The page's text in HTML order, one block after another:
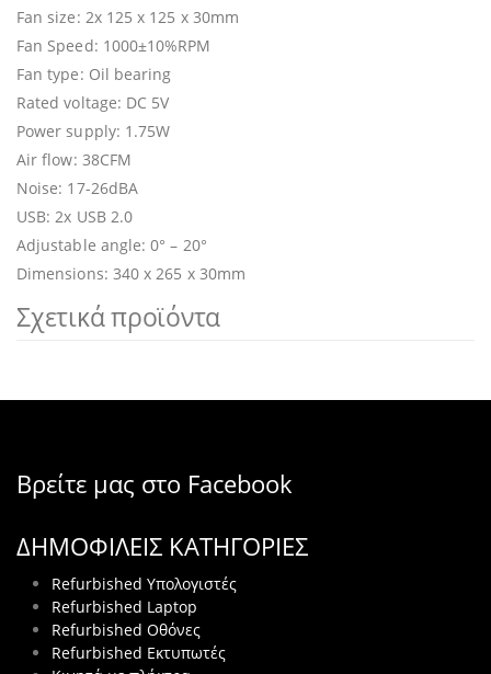
Fan size: 2x 125 x 125 x 30mm
Fan Speed: 1000±10%RPM
Fan type: Oil bearing
Rated voltage: DC 5V
Power supply: 1.75W
Air flow: 38CFM
Noise: 17-26dBA
USB: 2x USB 2.0
Adjustable angle: 0° – 20°
Dimensions: 340 x 265 x 30mm
Σχετικά προϊόντα
Βρείτε μας στο Facebook
ΔΗΜΟΦΙΛΕΙΣ ΚΑΤΗΓΟΡΙΕΣ
Refurbished Υπολογιστές
Refurbished Laptop
Refurbished Οθόνες
Refurbished Εκτυπωτές